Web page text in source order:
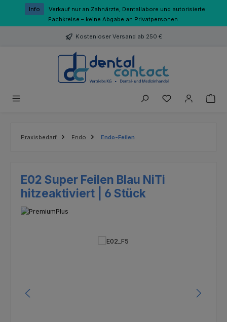
Zum Hauptinhalt springen
Info
Verkauf nur an Zahnärzte, Dentallabore und autorisierte
Fachkreise – keine Abgabe an Privatpersonen.
Kostenloser Versand ab 250 €
Du hast 0
Praxisbedarf Endo Endo-Feilen
E02 Super Feilen Blau NiTi
hitzeaktiviert | 6 Stück